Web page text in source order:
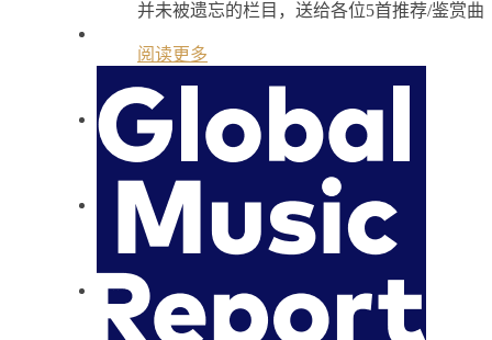
并未被遗忘的栏目，送给各位5首推荐/鉴赏曲
阅读更多